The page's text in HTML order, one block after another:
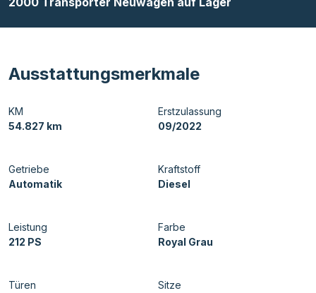
Ausstattungsmerkmale
KM
54.827 km
Erstzulassung
09/2022
Getriebe
Automatik
Kraftstoff
Diesel
Leistung
212 PS
Farbe
Royal Grau
Türen
Sitze